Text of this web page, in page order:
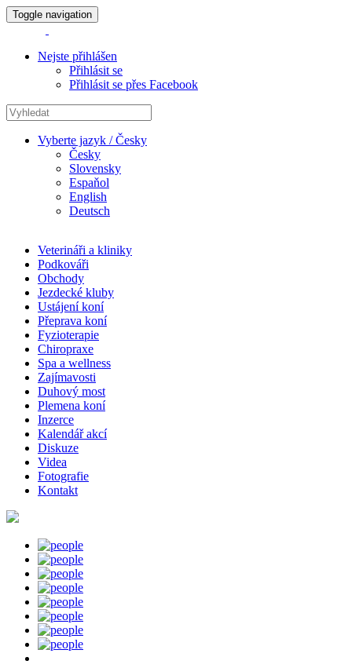
Toggle navigation
Nejste přihlášen
Přihlásit se
Přihlásit se přes Facebook
Vyberte jazyk / Česky
Česky
Slovensky
Espaňol
English
Deutsch
Veterináři a kliniky
Podkováři
Obchody
Jezdecké kluby
Ustájení koní
Přeprava koní
Fyzioterapie
Chiropraxe
Spa a wellness
Zajímavosti
Duhový most
Plemena koní
Inzerce
Kalendář akcí
Diskuze
Videa
Fotografie
Kontakt